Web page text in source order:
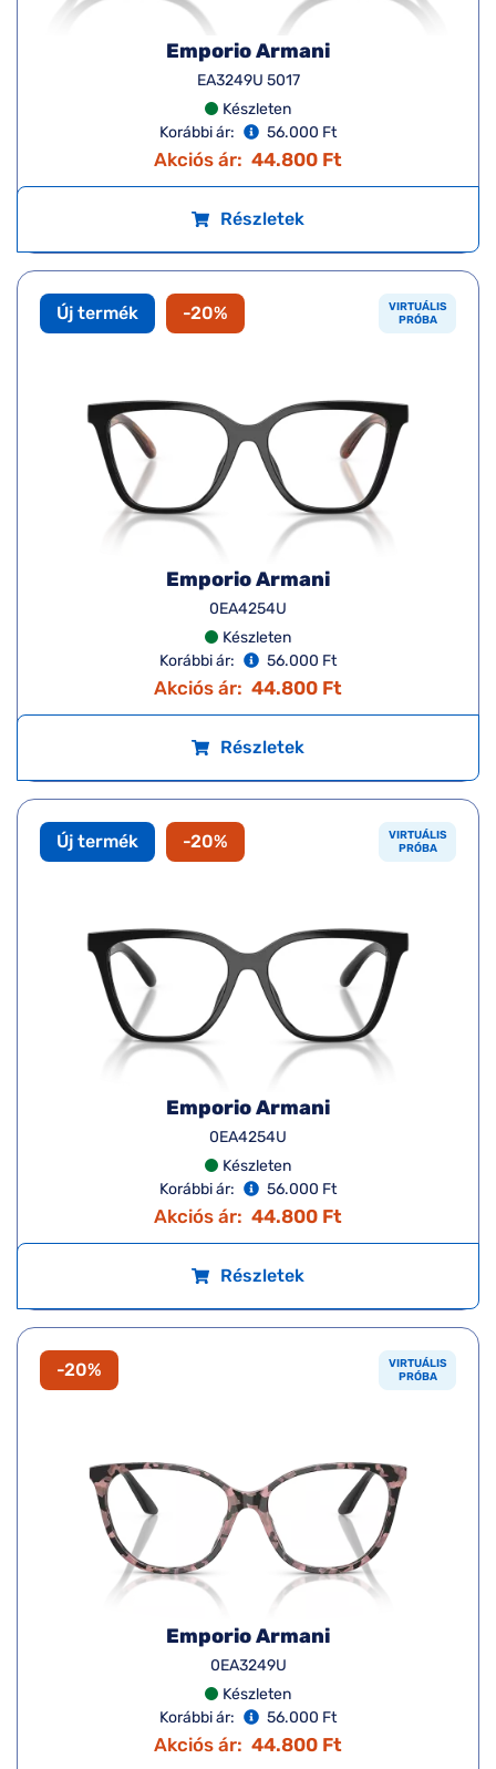
Emporio Armani
EA3249U 5017
Készleten
Korábbi ár:
56.000 Ft
Akciós ár: 44.800 Ft
Részletek
Új termék -20%
VIRTUÁLIS
PRÓBA
Emporio Armani
0EA4254U
Készleten
Korábbi ár:
56.000 Ft
Akciós ár: 44.800 Ft
Részletek
Új termék -20%
VIRTUÁLIS
PRÓBA
Emporio Armani
0EA4254U
Készleten
Korábbi ár:
56.000 Ft
Akciós ár: 44.800 Ft
Részletek
-20%
VIRTUÁLIS
PRÓBA
Emporio Armani
0EA3249U
Készleten
Korábbi ár:
56.000 Ft
Akciós ár: 44.800 Ft